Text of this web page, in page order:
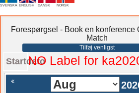
SVENSKA ENGLISH DANSK NORSK
Forespørgsel - Book en konference
Match
Tilføj venligst
StartdatoNO Label for